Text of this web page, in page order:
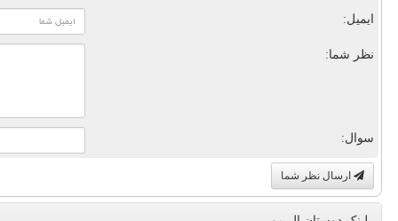
ایمیل:
نظر شما:
سوال:
ارسال نظر شما